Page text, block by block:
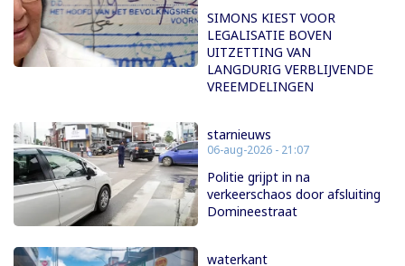
SIMONS KIEST VOOR
LEGALISATIE BOVEN
UITZETTING VAN
LANGDURIG VERBLIJVENDE
VREEMDELINGEN
starnieuws
06-aug-2026 - 21:07
Politie grijpt in na
verkeerschaos door afsluiting
Domineestraat
waterkant